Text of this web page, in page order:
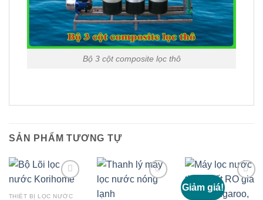
Bộ 3 cột composite lọc thô
SẢN PHẨM TƯƠNG TỰ
THIẾT BỊ LỌC NƯỚC
Giảm giá!